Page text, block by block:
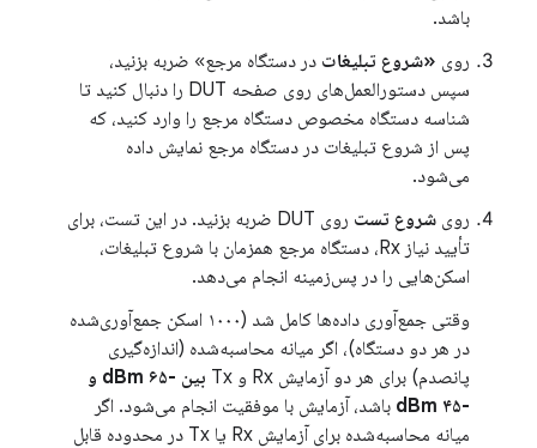
باشد.
روی «شروع تبلیغات در دستگاه مرجع» ضربه بزنید،
سپس دستورالعمل‌های روی صفحه DUT را دنبال کنید تا
شناسه دستگاه مخصوص دستگاه مرجع را وارد کنید، که
پس از شروع تبلیغات در دستگاه مرجع نمایش داده
می‌شود.
روی شروع تست
روی DUT ضربه بزنید. در این تست، برای
تأیید نیاز Rx، دستگاه مرجع همزمان با شروع تبلیغات،
اسکن‌هایی را در پس‌زمینه انجام می‌دهد.
وقتی جمع‌آوری داده‌ها کامل شد (۱۰۰۰ اسکن جمع‌آوری‌شده
در هر دو دستگاه)، اگر میانه محاسبه‌شده (اندازه‌گیری
پانصدم) برای هر دو آزمایش Rx و Tx
بین -۶۵ dBm و
-۴۵ dBm
باشد، آزمایش با موفقیت انجام می‌شود. اگر
میانه محاسبه‌شده برای آزمایش Rx یا Tx در محدوده قابل